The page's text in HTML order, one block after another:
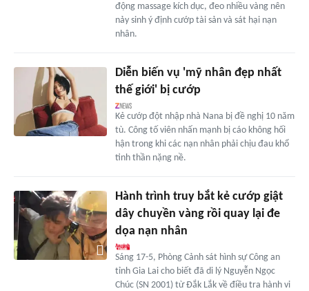
động massage kích dục, đeo nhiều vàng nên
nảy sinh ý định cướp tài sản và sát hại nạn
nhân.
Diễn biến vụ 'mỹ nhân đẹp nhất
thế giới' bị cướp
Kẻ cướp đột nhập nhà Nana bị đề nghị 10 năm
tù. Công tố viên nhấn mạnh bị cáo không hối
hận trong khi các nạn nhân phải chịu đau khổ
tinh thần nặng nề.
Hành trình truy bắt kẻ cướp giật
dây chuyền vàng rồi quay lại đe
dọa nạn nhân
Sáng 17-5, Phòng Cảnh sát hình sự Công an
tỉnh Gia Lai cho biết đã di lý Nguyễn Ngọc
Chúc (SN 2001) từ Đắk Lắk về điều tra hành vi